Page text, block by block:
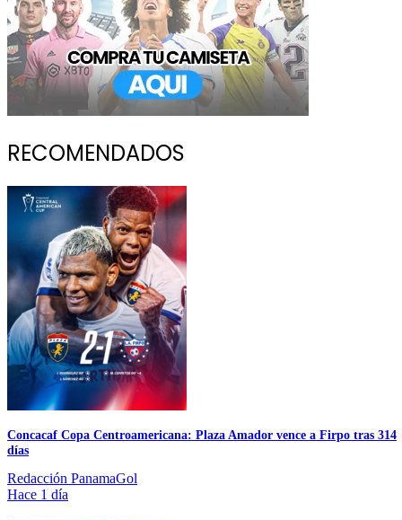
RECOMENDADOS
Concacaf Copa Centroamericana: Plaza Amador vence a Firpo tras 314
días
Redacción PanamaGol
Hace 1 día